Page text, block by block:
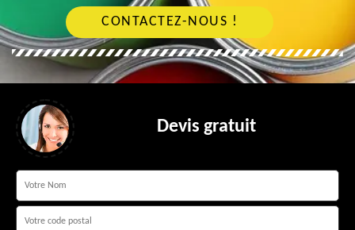
CONTACTEZ-NOUS !
Devis gratuit